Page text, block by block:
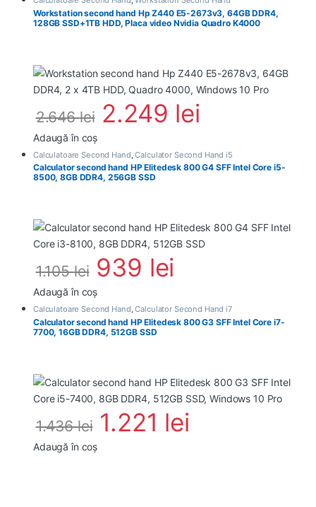
Workstation second hand Hp Z440 E5-2673v3, 64GB DDR4,
128GB SSD+1TB HDD, Placa video Nvidia Quadro K4000
2.646lei 2.249 lei
Adaugă în coș
Calculatoare Second Hand ,Calculator Second Hand i5
Calculator second hand HP Elitedesk 800 G4 SFF Intel Core i5-
8500, 8GB DDR4, 256GB SSD
1.105lei 939 lei
Adaugă în coș
Calculatoare Second Hand,Calculator Second Hand i7
Calculator second hand HP Elitedesk 800 G3 SFF Intel Core i7-
7700, 16GB DDR4, 512GB SSD
1.436lei 1.221 lei
Adaugă în coș